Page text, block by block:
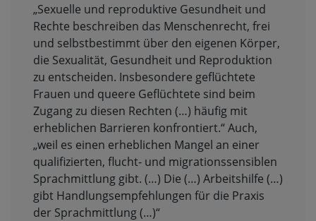
„Sexuelle und reproduktive Gesundheit und
Rechte beschreiben das Menschenrecht, frei
und selbstbestimmt über den eigenen Körper,
die Sexualität, Gesundheit und Reproduktion
zu entscheiden. Insbesondere geflüchtete
Frauen und queere Geflüchtete sind beim
Zugang zu diesen Rechten (…) häufig mit
erheblichen Barrieren konfrontiert.“ Auch,
„weil es einen erheblichen Mangel an einer
qualifizierten, flucht- und migrationssensiblen
Sprachmittlung gibt. (…) Die (…) Arbeitshilfe (…)
gibt Handlungsempfehlungen für die Praxis
der Sprachmittlung (…)“